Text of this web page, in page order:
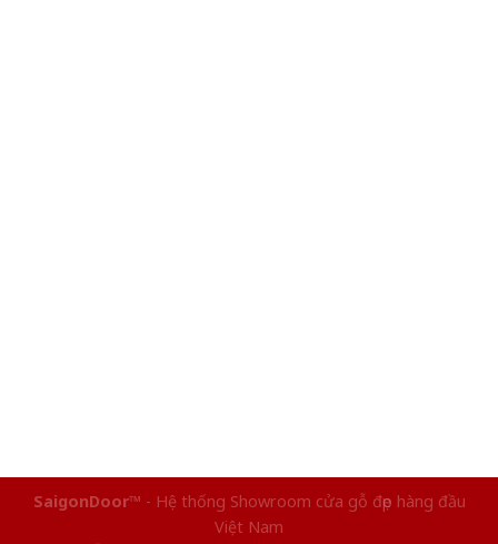
SaigonDoor™ - Hệ thống Showroom cửa gỗ đẹp hàng đầu
Việt Nam